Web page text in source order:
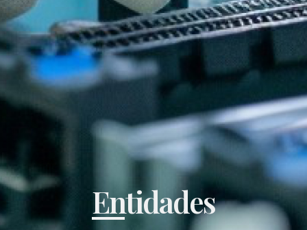
Entidades